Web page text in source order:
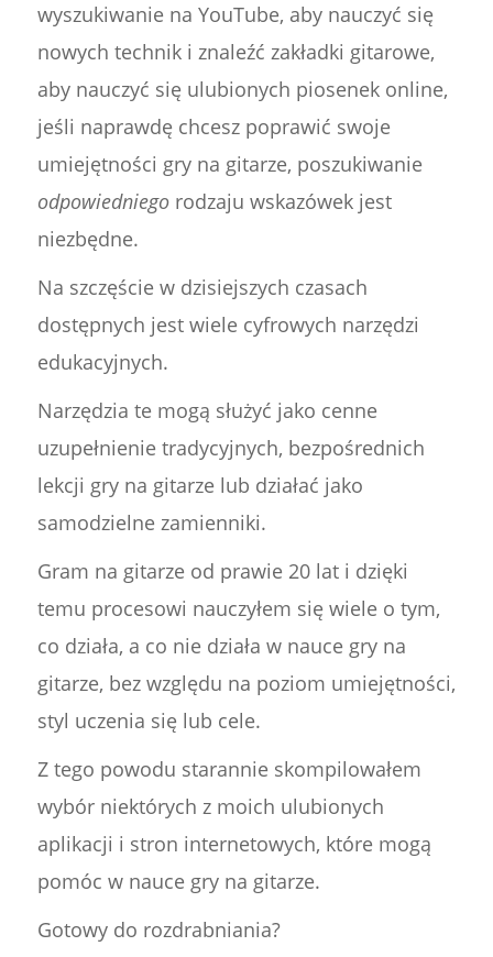
wyszukiwanie na YouTube, aby nauczyć się
nowych technik i znaleźć zakładki gitarowe,
aby nauczyć się ulubionych piosenek online,
jeśli naprawdę chcesz poprawić swoje
umiejętności gry na gitarze, poszukiwanie
odpowiedniegorodzaju wskazówek jest
niezbędne.
Na szczęście w dzisiejszych czasach
dostępnych jest wiele cyfrowych narzędzi
edukacyjnych.
Narzędzia te mogą służyć jako cenne
uzupełnienie tradycyjnych, bezpośrednich
lekcji gry na gitarze lub działać jako
samodzielne zamienniki.
Gram na gitarze od prawie 20 lat i dzięki
temu procesowi nauczyłem się wiele o tym,
co działa, a co nie działa w nauce gry na
gitarze, bez względu na poziom umiejętności,
styl uczenia się lub cele.
Z tego powodu starannie skompilowałem
wybór niektórych z moich ulubionych
aplikacji i stron internetowych, które mogą
pomóc w nauce gry na gitarze.
Gotowy do rozdrabniania?